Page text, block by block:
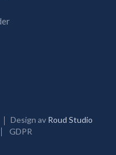
Design av Roud Studio
GDPR